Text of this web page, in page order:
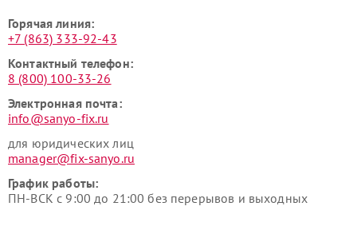
Горячая линия:
+7 (863) 333-92-43
Контактный телефон:
8 (800) 100-33-26
Электронная почта:
info@sanyo-fix.ru
для юридических лиц
manager@fix-sanyo.ru
График работы:
ПН-ВСК с 9:00 до 21:00 без перерывов и выходных